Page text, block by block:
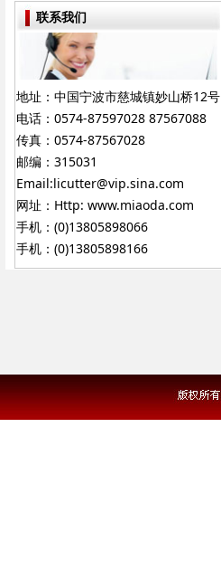
联系我们
地址：中国宁波市慈城镇妙山桥12号
电话：0574-87597028 87567088
传真：0574-87567028
邮编：315031
Email:licutter@vip.sina.com
网址：Http: www.miaoda.com
手机：(0)13805898066
手机：(0)13805898166